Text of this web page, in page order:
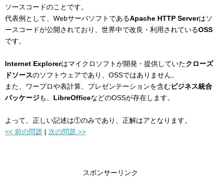
ソースコードのことです。
代表例として、WebサーバソフトであるApache HTTP Serverはソ
ースコードが公開されており、世界中で改良・利用されているOSS
です。
Internet Explorerはマイクロソフトが開発・提供していたクローズ
ドソースのソフトウェアであり、OSSではありません。
また、ワープロや表計算、プレゼンテーションを含むビジネス統合
パッケージも、 LibreOfficeなどのOSSが存在します。
よって、正しい記述は①のみであり、正解はアとなります。
<< 前の問題 | 次の問題 >>
スポンサーリンク